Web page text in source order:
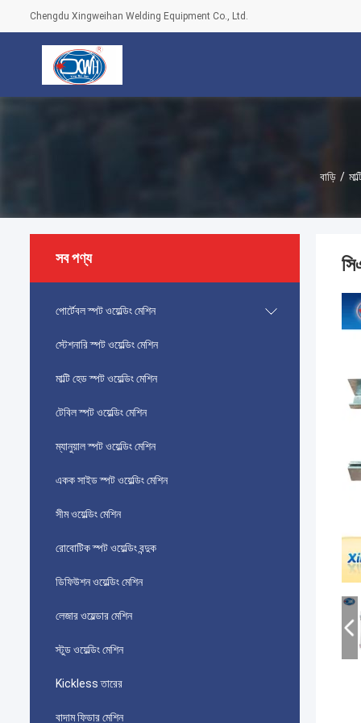
Chengdu Xingweihan Welding Equipment Co., Ltd.
বাড়ি /
সব পণ্য
পোর্টেবল স্পট ওয়েল্ডিং মেশিন
স্টেশনারি স্পট ওয়েল্ডিং মেশিন
মাল্টি হেড স্পট ওয়েল্ডিং মেশিন
টেবিল স্পট ওয়েল্ডিং মেশিন
ম্যানুয়াল স্পট ওয়েল্ডিং মেশিন
একক সাইড স্পট ওয়েল্ডিং মেশিন
সীম ওয়েল্ডিং মেশিন
রোবোটিক স্পট ওয়েল্ডিং বন্দুক
ডিফিউশন ওয়েল্ডিং মেশিন
লেজার ওয়েল্ডার মেশিন
স্টুড ওয়েল্ডিং মেশিন
Kickless তারের
বাদাম ফিডার মেশিন